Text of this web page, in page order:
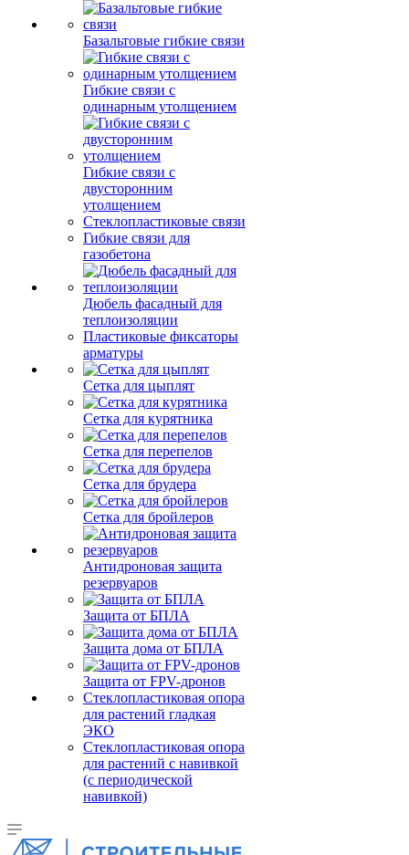
Базальтовые гибкие связи
Гибкие связи с
одинарным утолщением
Гибкие связи с
двусторонним
утолщением
Стеклопластиковые связи
Гибкие связи для
газобетона
Дюбель фасадный для
теплоизоляции
Пластиковые фиксаторы
арматуры
Сетка для цыплят
Сетка для курятника
Сетка для перепелов
Сетка для брудера
Сетка для бройлеров
Антидроновая защита
резервуаров
Защита от БПЛА
Защита дома от БПЛА
Защита от FPV-дронов
Стеклопластиковая опора
для растений гладкая
ЭКО
Стеклопластиковая опора
для растений с навивкой
(с периодической
навивкой)